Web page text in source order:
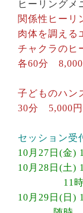
ヒーリングメ
関係性ヒーリ
肉体を調える
チャクラのヒ
各60分 8,000
子どものハン
30分 5,000円
セッション受
10月27日(金)
10月28日(土)
11時
10月29日(日)